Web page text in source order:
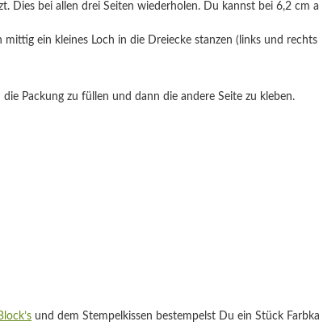
Dies bei allen drei Seiten wiederholen. Du kannst bei 6,2 cm
ein kleines Loch in die Dreiecke stanzen (links und
Packung zu füllen und dann die andere Seite zu kleben.
und dem Stempelkissen bestempelst Du ein Stück